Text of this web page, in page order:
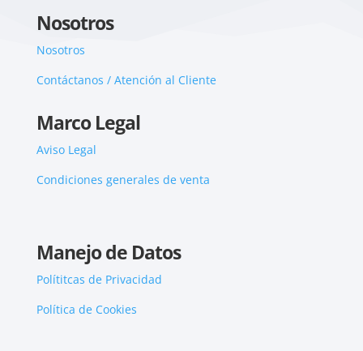
Nosotros
Nosotros
Contáctanos / Atención al Cliente
Marco Legal
Aviso Legal
Condiciones generales de venta
Manejo de Datos
Polítitcas de Privacidad
Política de Cookies